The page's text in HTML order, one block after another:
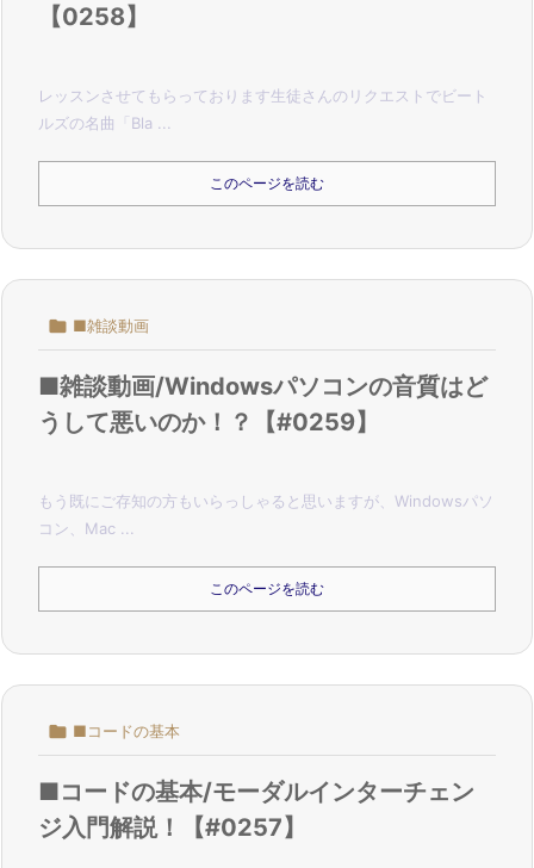
【0258】
レッスンさせてもらっております生徒さんのリクエストでビート
ルズの名曲「Bla ...
このページを読む
 ■雑談動画
■雑談動画/Windowsパソコンの音質はど
うして悪いのか！？【#0259】
もう既にご存知の方もいらっしゃると思いますが、 Windowsパソ
コン、Mac ...
このページを読む
 ■コードの基本
■コードの基本/モーダルインターチェン
ジ入門解説！【#0257】